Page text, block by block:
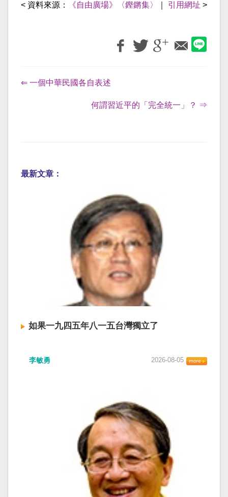
< 資料來源： 《自由廣場》〈鏗鏘集〉 引用網址 >
⇐ 一個中華民國各自表述
何謂習近平的「完全統一」？ ⇒
最新文章：
如果一九四五年八一五台灣獨立了
李敏勇 2026-08-05